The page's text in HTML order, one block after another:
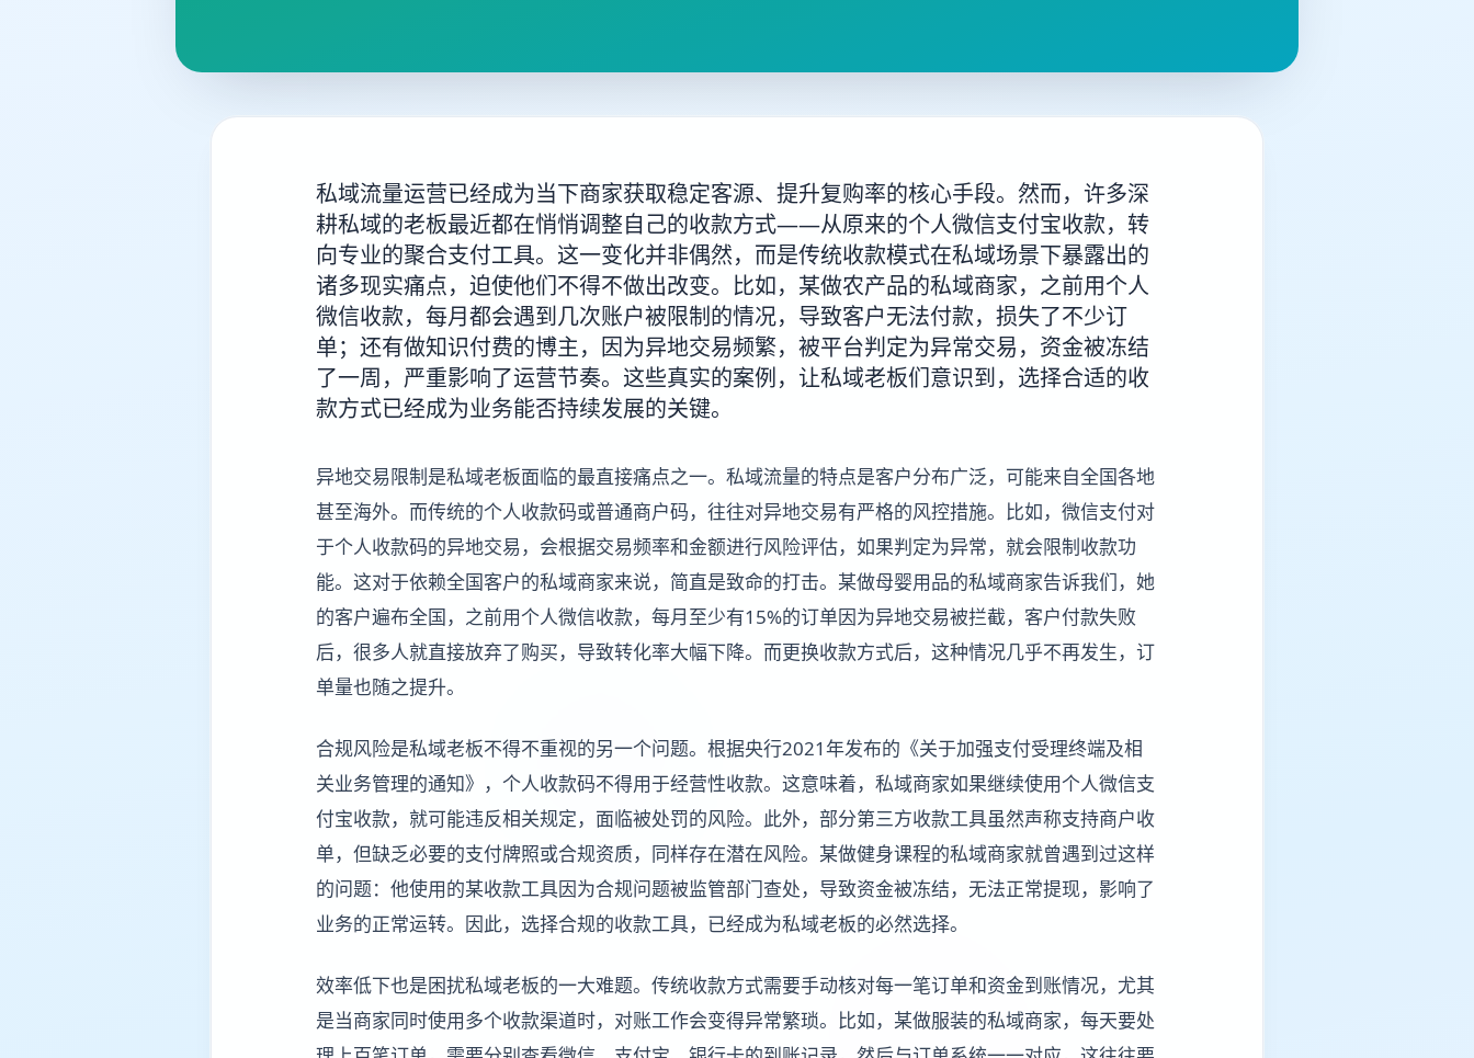
私域流量运营已经成为当下商家获取稳定客源、提升复购率的核心手段。然而，许多深
耕私域的老板最近都在悄悄调整自己的收款方式——从原来的个人微信支付宝收款，转
向专业的聚合支付工具。这一变化并非偶然，而是传统收款模式在私域场景下暴露出的
诸多现实痛点，迫使他们不得不做出改变。比如，某做农产品的私域商家，之前用个人
微信收款，每月都会遇到几次账户被限制的情况，导致客户无法付款，损失了不少订
单；还有做知识付费的博主，因为异地交易频繁，被平台判定为异常交易，资金被冻结
了一周，严重影响了运营节奏。这些真实的案例，让私域老板们意识到，选择合适的收
款方式已经成为业务能否持续发展的关键。
异地交易限制是私域老板面临的最直接痛点之一。私域流量的特点是客户分布广泛，可能来自全国各地
甚至海外。而传统的个人收款码或普通商户码，往往对异地交易有严格的风控措施。比如，微信支付对
于个人收款码的异地交易，会根据交易频率和金额进行风险评估，如果判定为异常，就会限制收款功
能。这对于依赖全国客户的私域商家来说，简直是致命的打击。某做母婴用品的私域商家告诉我们，她
的客户遍布全国，之前用个人微信收款，每月至少有15%的订单因为异地交易被拦截，客户付款失败
后，很多人就直接放弃了购买，导致转化率大幅下降。而更换收款方式后，这种情况几乎不再发生，订
单量也随之提升。
合规风险是私域老板不得不重视的另一个问题。根据央行2021年发布的《关于加强支付受理终端及相
关业务管理的通知》，个人收款码不得用于经营性收款。这意味着，私域商家如果继续使用个人微信支
付宝收款，就可能违反相关规定，面临被处罚的风险。此外，部分第三方收款工具虽然声称支持商户收
单，但缺乏必要的支付牌照或合规资质，同样存在潜在风险。某做健身课程的私域商家就曾遇到过这样
的问题：他使用的某收款工具因为合规问题被监管部门查处，导致资金被冻结，无法正常提现，影响了
业务的正常运转。因此，选择合规的收款工具，已经成为私域老板的必然选择。
效率低下也是困扰私域老板的一大难题。传统收款方式需要手动核对每一笔订单和资金到账情况，尤其
是当商家同时使用多个收款渠道时，对账工作会变得异常繁琐。比如，某做服装的私域商家，每天要处